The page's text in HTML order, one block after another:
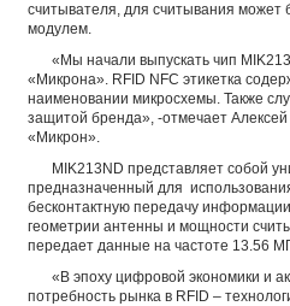
считывателя, для считывания может
модулем.
«Мы начали выпускать чип
«Микрона». RFID NFC этикетка
наименовании микросхемы. Также
защитой бренда», -отмечает
«Микрон».
MIK213ND представляет собой
предназначенный для
бесконтактную передачу
геометрии антенны и мощности
передает данные на частоте 13.56
«В эпоху цифровой экономики и
потребность рынка в RFID –